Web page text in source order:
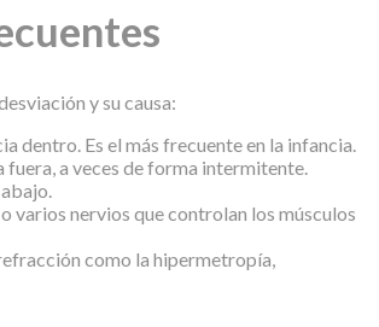
y su causa:
dentro. Es el más frecuente en la infancia.
a veces de forma intermitente.
varios nervios que controlan los músculos
como la hipermetropía,